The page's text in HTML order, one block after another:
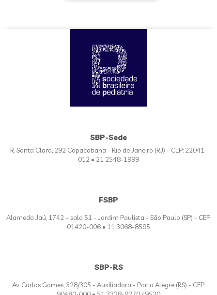
SBP-Sede
R. Santa Clara, 292 Copacabana - Rio de Janeiro (RJ) - CEP: 22041-
012 • 21 2548-1999
FSBP
Alameda Jaú, 1742 – sala 51 - Jardim Paulista - São Paulo (SP) - CEP:
01420-006 • 11 3068-8595
SBP-RS
Av. Carlos Gomes, 328/305 - Auxiliadora - Porto Alegre (RS) - CEP: